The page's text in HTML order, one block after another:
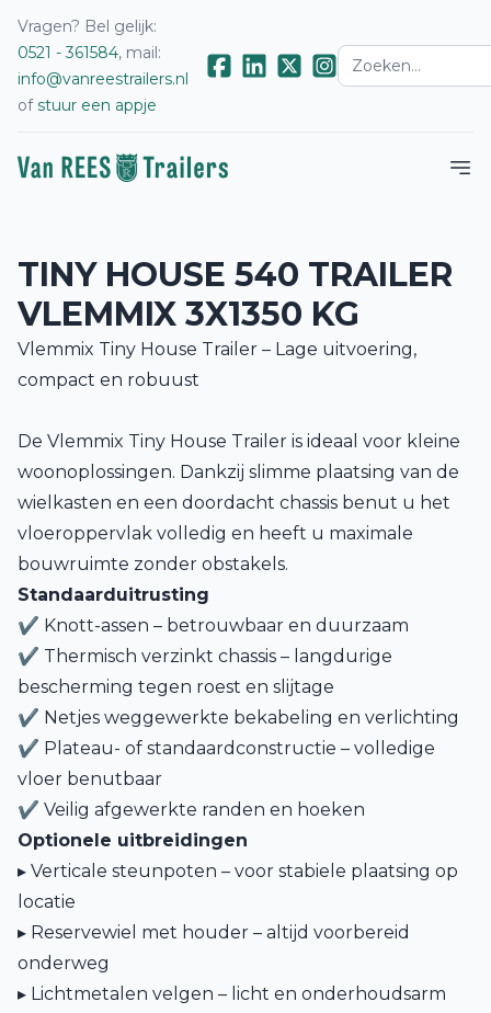
Vragen? Bel gelijk:
0521 - 361584, mail:
info@vanreestrailers.nl
ofstuur een appje
TINY HOUSE 540 TRAILER
VLEMMIX 3X1350 KG
Vlemmix Tiny House Trailer – Lage uitvoering,
compact en robuust
De Vlemmix Tiny House Trailer is ideaal voor kleine
woonoplossingen. Dankzij slimme plaatsing van de
wielkasten en een doordacht chassis benut u het
vloeroppervlak volledig en heeft u maximale
bouwruimte zonder obstakels.
Standaarduitrusting
✔ Knott-assen – betrouwbaar en duurzaam
✔ Thermisch verzinkt chassis – langdurige
bescherming tegen roest en slijtage
✔ Netjes weggewerkte bekabeling en verlichting
✔ Plateau- of standaardconstructie – volledige
vloer benutbaar
✔ Veilig afgewerkte randen en hoeken
Optionele uitbreidingen
▸ Verticale steunpoten – voor stabiele plaatsing op
locatie
▸ Reservewiel met houder – altijd voorbereid
onderweg
▸ Lichtmetalen velgen – licht en onderhoudsarm